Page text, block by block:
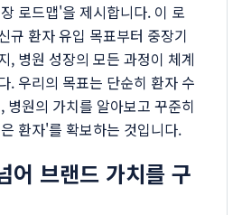
로드맵'을 제시합니다. 이 로
규 환자 유입 목표부터 중장기
, 병원 성장의 모든 과정이 체계
. 우리의 목표는 단순히 환자 수
병원의 가치를 알아보고 꾸준히
환자'를 확보하는 것입니다.
어 브랜드 가치를 구